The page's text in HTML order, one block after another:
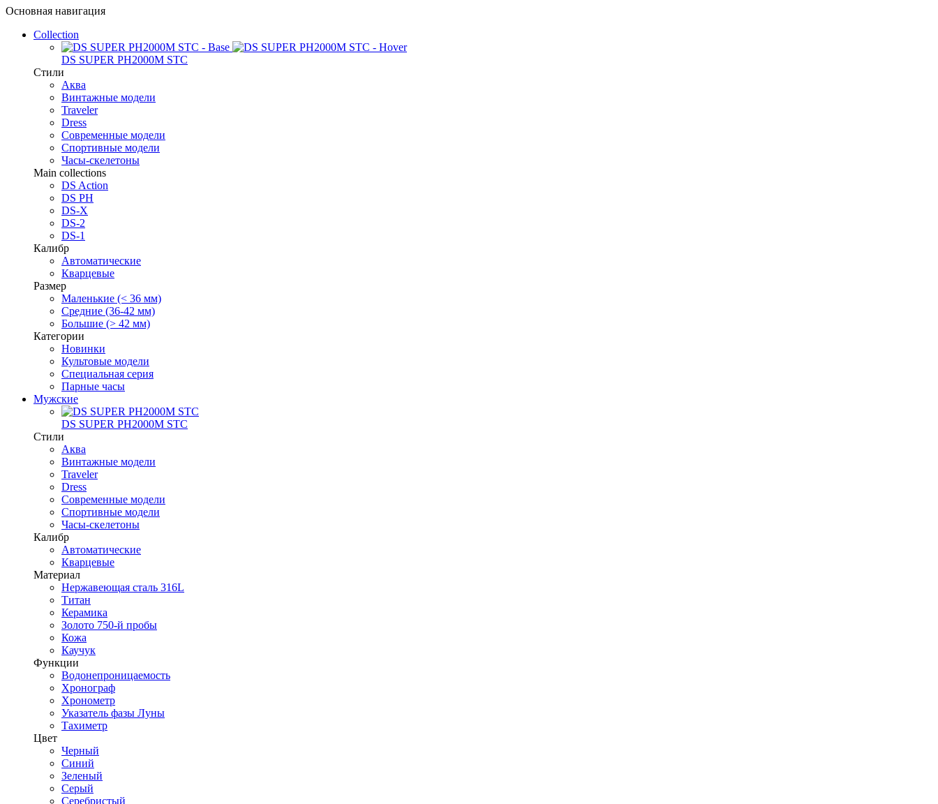
Основная навигация
Collection
DS SUPER PH2000M STC
Стили
Аква
Винтажные модели
Traveler
Dress
Современные модели
Спортивные модели
Часы-скелетоны
Main collections
DS Action
DS PH
DS-X
DS-2
DS-1
Калибр
Автоматические
Кварцевые
Размер
Маленькие (< 36 мм)
Средние (36-42 мм)
Большие (> 42 мм)
Категории
Новинки
Культовые модели
Специальная серия
Парные часы
Мужские
DS SUPER PH2000M STC
Стили
Аква
Винтажные модели
Traveler
Dress
Современные модели
Спортивные модели
Часы-скелетоны
Калибр
Автоматические
Кварцевые
Материал
Нержавеющая сталь 316L
Титан
Керамика
Золото 750-й пробы
Кожа
Каучук
Функции
Водонепроницаемость
Хронограф
Хронометр
Указатель фазы Луны
Тахиметр
Цвет
Черный
Синий
Зеленый
Серый
Серебристый